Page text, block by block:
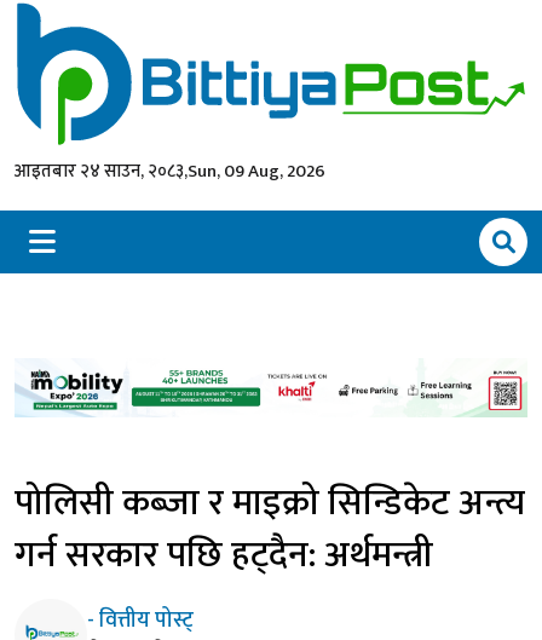
आइतबार २४ साउन, २०८३,Sun, 09 Aug, 2026
पोलिसी कब्जा र माइक्रो सिन्डिकेट अन्त्य
गर्न सरकार पछि हट्दैन: अर्थमन्त्री
- वित्तीय पोस्ट्